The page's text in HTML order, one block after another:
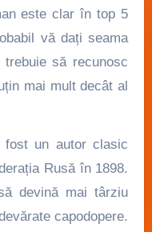
este clar în top 5
vă dați seama
să recunosc
mai mult decât al
fost un autor clasic
Rusă în 1898.
devină mai târziu
capodopere.